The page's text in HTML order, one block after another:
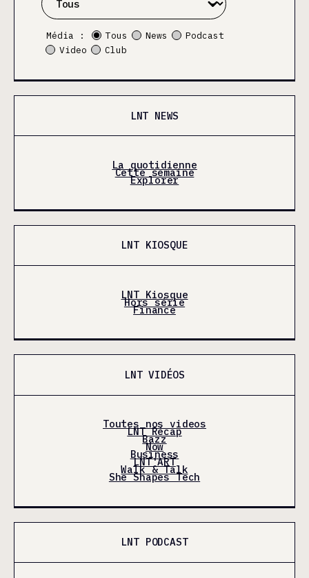
Média : Tous News
Podcast
Video
Club
LNT NEWS
La quotidienne
Cette semaine
Explorer
LNT KIOSQUE
LNT Kiosque
Hors série
Finance
LNT VIDÉOS
Toutes nos videos
LNT Récap
Bazz
Now
Business
LNT'ART
Walk & Talk
She Shapes Tech
LNT PODCAST